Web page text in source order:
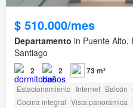
$ 510.000/mes
Departamento in Puente Alto,
Santiago
2 2 73 m²
Estacionamiento Internet Balcón
Cocina integral Vista panorámica